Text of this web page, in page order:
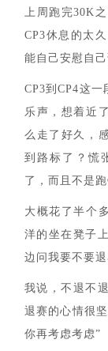
上周跑完30K
CP3休息的太
能自己安慰自
CP3到CP4这
乐声，想着近
么走了好久，
到路标了？慌
了，而且不是跑
大概花了半个
洋的坐在凳子
边问我要不要退
我说，不退不
退赛的心情很
你再考虑考虑”